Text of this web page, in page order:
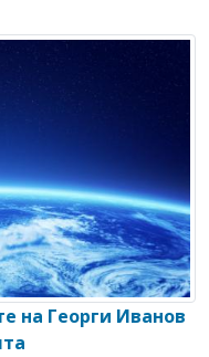
на Георги Иванов